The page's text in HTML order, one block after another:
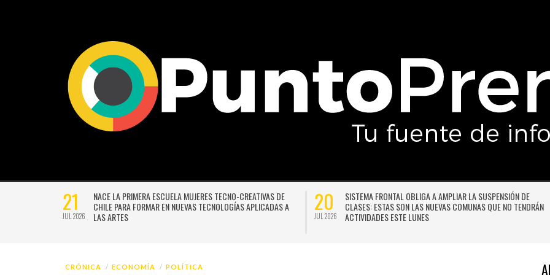
06
AGO 2026
MUNICIPIOS CUESTIONAN MECANISMO DE COMPENSACIÓN
APROBADO EN REFORMA Y ADVIERTEN QUE PODRÍA
PROFUNDIZAR DESIGUALDADES TERRITORIALES
06
AGO 2026
VALPARAÍSO PREPARA UNA AMPLIA AGENDA DE ACTIVIDADES
GRATUITAS PARA CELEBRAR EL MES DE LA NIÑEZ
CRÓNICA ECONOMÍA POLÍTICA